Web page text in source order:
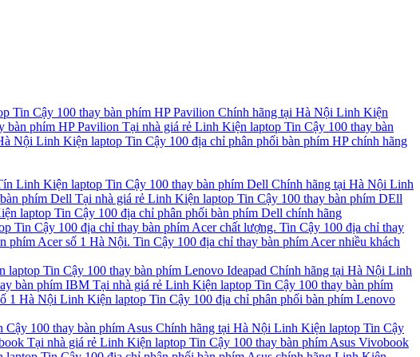
Tin Cậy 100 thay bàn phím HP Pavilion Chính hãng tại Hà Nội Linh Kiện
phím HP Pavilion Tại nhà giá rẻ Linh Kiện laptop Tin Cậy 100 thay bàn
Nội Linh Kiện laptop Tin Cậy 100 địa chỉ phân phối bàn phím HP chính hãng
Linh Kiện laptop Tin Cậy 100 thay bàn phím Dell Chính hãng tại Hà Nội Linh
phím Dell Tại nhà giá rẻ Linh Kiện laptop Tin Cậy 100 thay bàn phím DEll
laptop Tin Cậy 100 địa chỉ phân phối bàn phím Dell chính hãng
Cậy 100 địa chỉ thay bàn phím Acer chất lượng. Tin Cậy 100 địa chỉ thay
Acer số 1 Hà Nội. Tin Cậy 100 địa chỉ thay bàn phím Acer nhiều khách
Tin Cậy 100 thay bàn phím Lenovo Ideapad Chính hãng tại Hà Nội Linh
bàn phím IBM Tại nhà giá rẻ Linh Kiện laptop Tin Cậy 100 thay bàn phím
Hà Nội Linh Kiện laptop Tin Cậy 100 địa chỉ phân phối bàn phím Lenovo
100 thay bàn phím Asus Chính hãng tại Hà Nội Linh Kiện laptop Tin Cậy
Tại nhà giá rẻ Linh Kiện laptop Tin Cậy 100 thay bàn phím Asus Vivobook